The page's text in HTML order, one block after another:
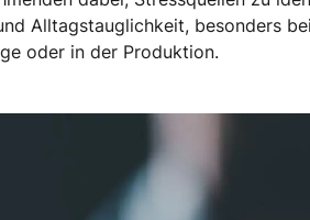
Alltagstauglichkeit, besonders
oder in der Produktion.